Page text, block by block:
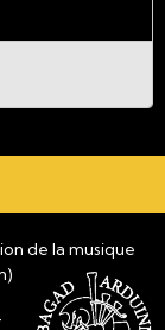
la musique